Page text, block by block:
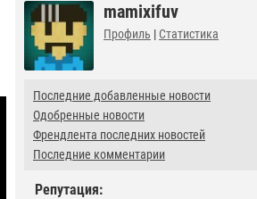
mamixifuv
Профиль | Статистика
Последние добавленные новости
Одобренные новости
Френдлента последних новостей
Последние комментарии
Репутация: